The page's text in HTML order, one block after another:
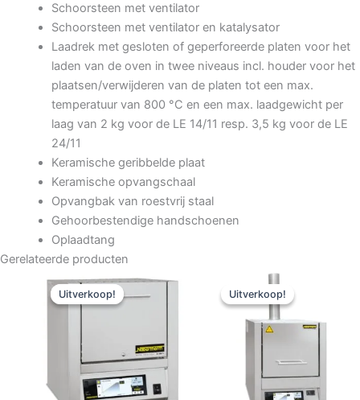
Schoorsteen met ventilator
Schoorsteen met ventilator en katalysator
Laadrek met gesloten of geperforeerde platen voor het
laden van de oven in twee niveaus incl. houder voor het
plaatsen/verwijderen van de platen tot een max.
temperatuur van 800 °C en een max. laadgewicht per
laag van 2 kg voor de LE 14/11 resp. 3,5 kg voor de LE
24/11
Keramische geribbelde plaat
Keramische opvangschaal
Opvangbak van roestvrij staal
Gehoorbestendige handschoenen
Oplaadtang
Gerelateerde producten
Uitverkoop!
Uitverkoop!
Oorspronkelijke
prijs
was:
is:
Uitverkoop!
Uitverkoop!
Oorspronkelijke
prijs
was:
€6.450,00.